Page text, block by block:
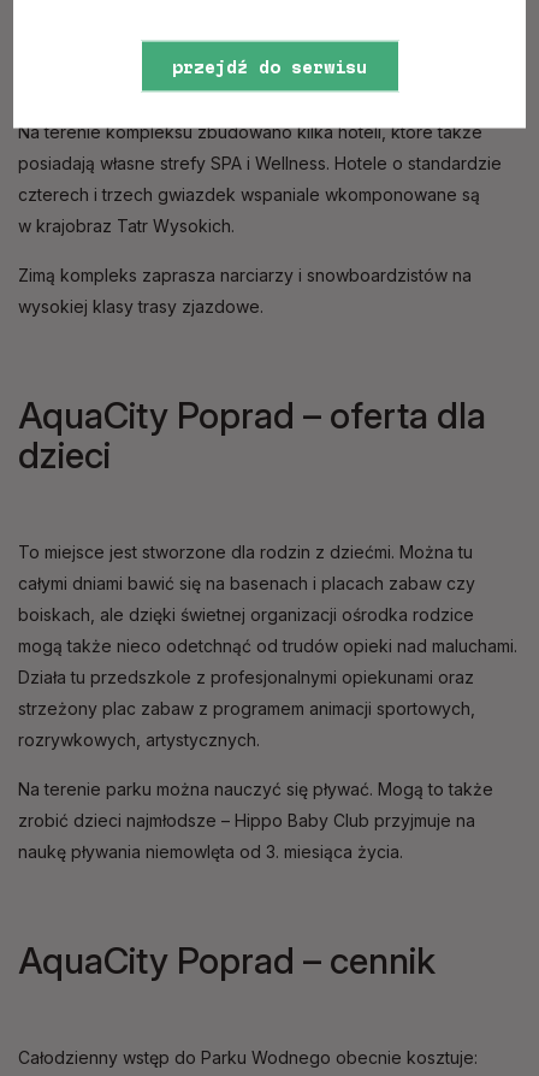
zaliczanych do kategorii Wellness.
Na terenie kompleksu zbudowano kilka hoteli, które także
posiadają własne strefy SPA i Wellness. Hotele o standardzie
czterech i trzech gwiazdek wspaniale wkomponowane są
w krajobraz Tatr Wysokich.
Zimą kompleks zaprasza narciarzy i snowboardzistów na
wysokiej klasy trasy zjazdowe.
AquaCity Poprad – oferta dla
dzieci
To miejsce jest stworzone dla rodzin z dziećmi. Można tu
całymi dniami bawić się na basenach i placach zabaw czy
boiskach, ale dzięki świetnej organizacji ośrodka rodzice
mogą także nieco odetchnąć od trudów opieki nad maluchami.
Działa tu przedszkole z profesjonalnymi opiekunami oraz
strzeżony plac zabaw z programem animacji sportowych,
rozrywkowych, artystycznych.
Na terenie parku można nauczyć się pływać. Mogą to także
zrobić dzieci najmłodsze – Hippo Baby Club przyjmuje na
naukę pływania niemowlęta od 3. miesiąca życia.
AquaCity Poprad – cennik
Całodzienny wstęp do Parku Wodnego obecnie kosztuje:
przejdź do serwisu